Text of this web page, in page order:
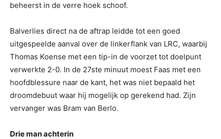
beheerst in de verre hoek schoof.
Balverlies direct na de aftrap leidde tot een goed
uitgespeelde aanval over de linkerflank van LRC, waarbij
Thomas Koense met een tip-in de voorzet tot doelpunt
verwerkte 2-0. In de 27ste minuut moest Faas met een
hoofdblessure naar de kant, het was niet bepaald het
droomdebuut waar hij mogelijk op gerekend had. Zijn
vervanger was Bram van Berlo.
Drie man achterin